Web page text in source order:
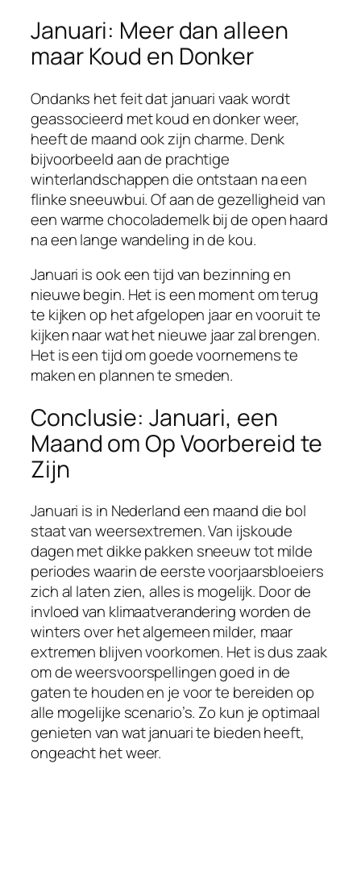
Januari: Meer dan alleen
maar Koud en Donker
Ondanks het feit dat januari vaak wordt
geassocieerd met koud en donker weer,
heeft de maand ook zijn charme. Denk
bijvoorbeeld aan de prachtige
winterlandschappen die ontstaan na een
flinke sneeuwbui. Of aan de gezelligheid van
een warme chocolademelk bij de open haard
na een lange wandeling in de kou.
Januari is ook een tijd van bezinning en
nieuwe begin. Het is een moment om terug
te kijken op het afgelopen jaar en vooruit te
kijken naar wat het nieuwe jaar zal brengen.
Het is een tijd om goede voornemens te
maken en plannen te smeden.
Conclusie: Januari, een
Maand om Op Voorbereid te
Zijn
Januari is in Nederland een maand die bol
staat van weersextremen. Van ijskoude
dagen met dikke pakken sneeuw tot milde
periodes waarin de eerste voorjaarsbloeiers
zich al laten zien, alles is mogelijk. Door de
invloed van klimaatverandering worden de
winters over het algemeen milder, maar
extremen blijven voorkomen. Het is dus zaak
om de weersvoorspellingen goed in de
gaten te houden en je voor te bereiden op
alle mogelijke scenario’s. Zo kun je optimaal
genieten van wat januari te bieden heeft,
ongeacht het weer.